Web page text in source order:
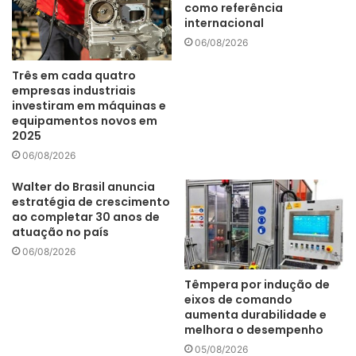
Com a contribuição da Abimaq e diversos outros parceiros,
a plataforma já ultrapassa o número de 350 serviços e 100
prestadores ativos, em países de cinco continentes,
facilitando o acesso aos mercados-alvo dessas regiões. O
cadastro é gratuito e pode ser feito de forma rápida e fácil.
A Plataforma Brasil Exportação é operada pela ApexBrasil
e consiste em uma comunidade digital, que reúne todos os
serviços de apoio ao comércio exterior em apenas um
lugar.
Fruto da cooperação entre os governos brasileiro e
Três em cada quatro
empresas industriais
investiram em máquinas e
equipamentos novos em
2025
06/08/2026
como referência
internacional
06/08/2026
Walter do Brasil anuncia
estratégia de crescimento
ao completar 30 anos de
atuação no país
06/08/2026
Têmpera por indução de
eixos de comando
aumenta durabilidade e
melhora o desempenho
05/08/2026